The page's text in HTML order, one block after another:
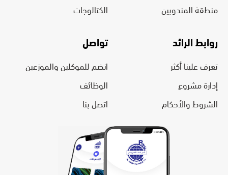
منطقة المندوبين
الكتالوجات
روابط الرائد
تعرف علينا أكثر
إدارة مشروع
الشروط والأحكام
تواصل
انضم للموكلين والموزعين
الوظائف
اتصل بنا